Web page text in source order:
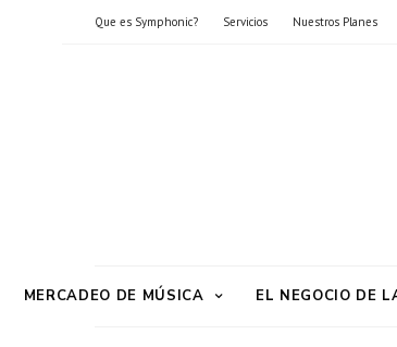
Que es Symphonic? Servicios Nuestros Planes
MERCADEO DE MÚSICA EL NEGOCIO DE